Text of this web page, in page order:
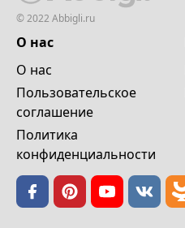
© 2022 Abbigli.ru
О нас
О нас
Пользовательское
cоглашение
Политика
конфиденциальности